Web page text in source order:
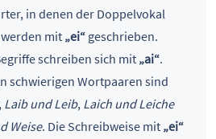
in denen der Doppelvokal
mit „ei“geschrieben.
schreiben sich mit „ai“.
schwierigen Wortpaaren sind
Laib und Leib, Laich und Leiche
Weise. Die Schreibweise mit „ei“